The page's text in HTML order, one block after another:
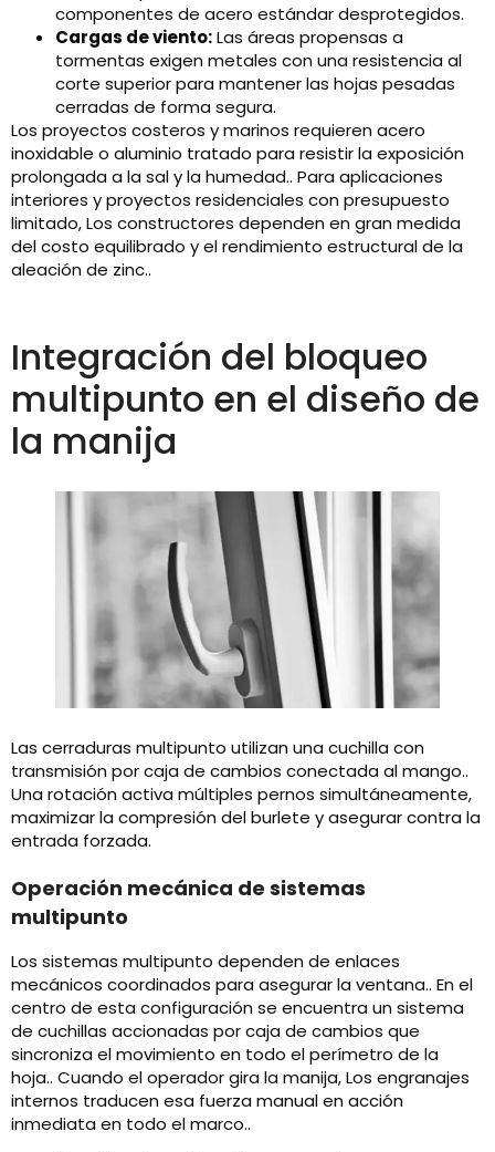
componentes de acero estándar desprotegidos.
Cargas de viento:Las áreas propensas a
tormentas exigen metales con una resistencia al
corte superior para mantener las hojas pesadas
cerradas de forma segura.
Los proyectos costeros y marinos requieren acero
inoxidable o aluminio tratado para resistir la exposición
prolongada a la sal y la humedad.. Para aplicaciones
interiores y proyectos residenciales con presupuesto
limitado, Los constructores dependen en gran medida
del costo equilibrado y el rendimiento estructural de la
aleación de zinc..
Integración del bloqueo
multipunto en el diseño de
la manija
Las cerraduras multipunto utilizan una cuchilla con
transmisión por caja de cambios conectada al mango..
Una rotación activa múltiples pernos simultáneamente,
maximizar la compresión del burlete y asegurar contra la
entrada forzada.
Operación mecánica de sistemas
multipunto
Los sistemas multipunto dependen de enlaces
mecánicos coordinados para asegurar la ventana.. En el
centro de esta configuración se encuentra un sistema
de cuchillas accionadas por caja de cambios que
sincroniza el movimiento en todo el perímetro de la
hoja.. Cuando el operador gira la manija, Los engranajes
internos traducen esa fuerza manual en acción
inmediata en todo el marco..